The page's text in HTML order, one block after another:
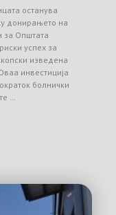
останува
донирањето на
за Општата
успех за
изведена
инвестиција
болнички
…